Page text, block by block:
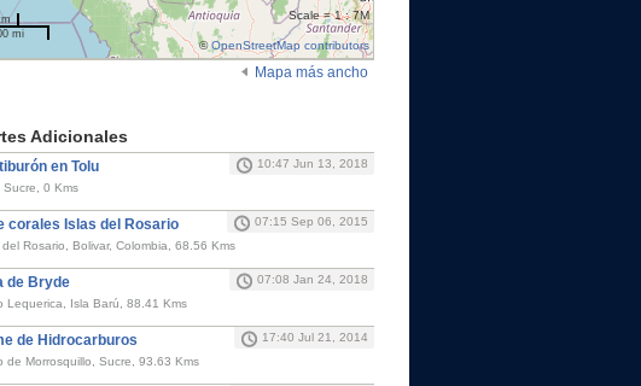
mi
Scale = 1 : 7M
©OpenStreetMap contributors
Mapa más ancho
Adicionales
en Tolu
10:47 Jun 13, 2018
Sucre, 0 Kms
corales Islas del Rosario
07:15 Sep 06, 2015
del Rosario, Bolivar, Colombia, 68.56 Kms
de Bryde
07:08 Jan 24, 2018
Lequerica, Isla Barú, 88.41 Kms
de Hidrocarburos
17:40 Jul 21, 2014
de Morrosquillo, Sucre, 93.63 Kms